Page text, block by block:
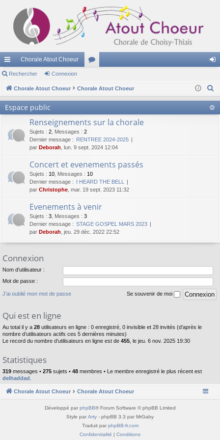
cc
ès
de
Chorale Atout Choeur
u ne
Rechercher Connexion
Chorale Atout Choeur Chorale Atout Choeur
Espace public
Renseignements sur la chorale
Sujets : 2 Messages : 2
Dernier message : RENTREE 2024-2025
par Deborah , lun. 9 sept. 2024 12:04
Concert et evenements passés
Sujets : 10 Messages : 10
Dernier message : I HEARD THE BELL
par Christophe , mar. 19 sept. 2023 11:32
Evenements à venir
Sujets : 3 Messages : 3
Dernier message : STAGE GOSPEL MARS 2023
par Deborah , jeu. 29 déc. 2022 22:52
Connexion
Nom d’utilisateur :
Mot de passe :
J’ai oublié mon mot de passe Se souvenir de moi
Qui est en ligne
Au total il y a 28 utilisateurs en ligne : 0 enregistré, 0 invisible et 28 invités (d’après le
nombre d’utilisateurs actifs ces 5 dernières minutes)
Le record du nombre d’utilisateurs en ligne est de 455 , le jeu. 6 nov. 2025 19:30
Statistiques
319 messages • 275 sujets • 48 membres • Le membre enregistré le plus récent est
delhaddad
Chorale Atout Choeur Chorale Atout Choeur
Développé par phpBB® Forum Software © phpBB Limited
Style par Arty - phpBB 3.3 par MrGaby
Traduit par phpBB-fr.com
Confidentialité
Conditions